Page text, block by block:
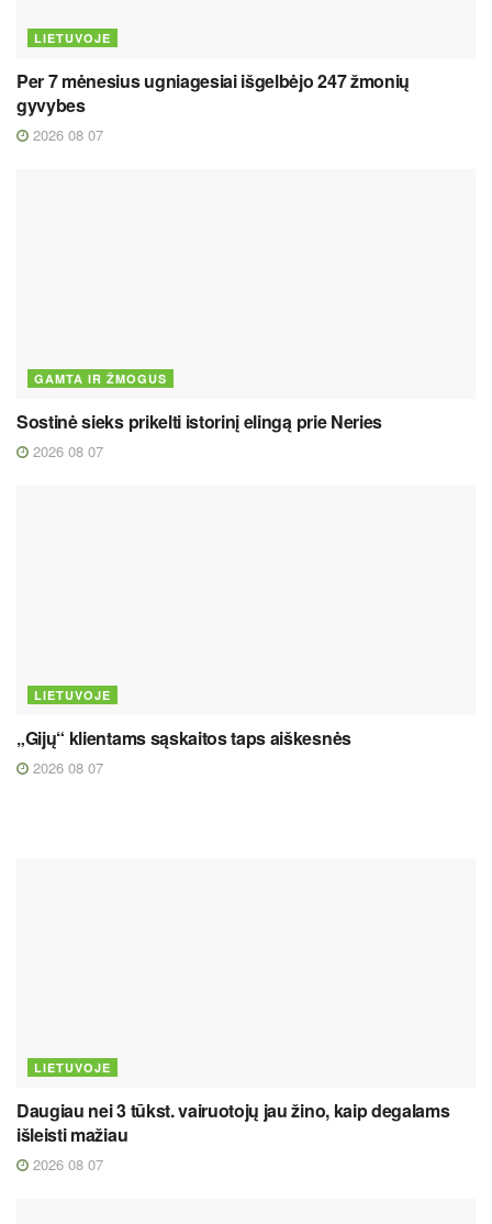
LIETUVOJE
Per 7 mėnesius ugniagesiai išgelbėjo 247 žmonių
gyvybes
2026 08 07
GAMTA IR ŽMOGUS
Sostinė sieks prikelti istorinį elingą prie Neries
2026 08 07
LIETUVOJE
„Gijų“ klientams sąskaitos taps aiškesnės
2026 08 07
LIETUVOJE
Daugiau nei 3 tūkst. vairuotojų jau žino, kaip degalams
išleisti mažiau
2026 08 07